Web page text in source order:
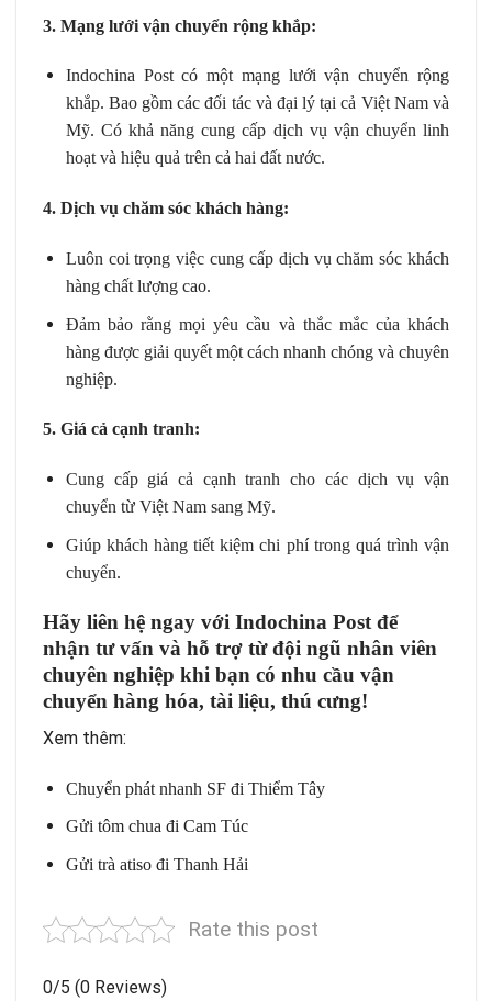
3. Mạng lưới vận chuyển rộng khắp:
Indochina Post có một mạng lưới vận chuyển rộng
khắp. Bao gồm các đối tác và đại lý tại cả Việt Nam và
Mỹ. Có khả năng cung cấp dịch vụ vận chuyển linh
hoạt và hiệu quả trên cả hai đất nước.
4. Dịch vụ chăm sóc khách hàng:
Luôn coi trọng việc cung cấp dịch vụ chăm sóc khách
hàng chất lượng cao.
Đảm bảo rằng mọi yêu cầu và thắc mắc của khách
hàng được giải quyết một cách nhanh chóng và chuyên
nghiệp.
5. Giá cả cạnh tranh:
Cung cấp giá cả cạnh tranh cho các dịch vụ vận
chuyển từ Việt Nam sang Mỹ.
Giúp khách hàng tiết kiệm chi phí trong quá trình vận
chuyển.
Hãy liên hệ ngay với Indochina Post để
nhận tư vấn và hỗ trợ từ đội ngũ nhân viên
chuyên nghiệp khi bạn có nhu cầu vận
chuyển hàng hóa, tài liệu, thú cưng!
Xem thêm:
Chuyển phát nhanh SF đi Thiểm Tây
Gửi tôm chua đi Cam Túc
Gửi trà atiso đi Thanh Hải
Rate this post
0/5 (0 Reviews)